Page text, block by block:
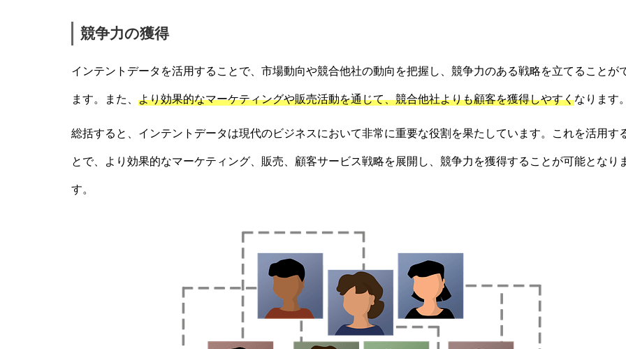
競争力の獲得
インテントデータを活用することで、市場動向や競合他社の動向を把握し、競争力のある戦略を立てることが
ます。また、 より効果的なマーケティングや販売活動を通じて、競合他社よりも顧客を獲得しやすくなります。
総括すると、インテントデータは現代のビジネスにおいて非常に重要な役割を果たしています。これを活用す
とで、より効果的なマーケティング、販売、顧客サービス戦略を展開し、競争力を獲得することが可能となり
す。